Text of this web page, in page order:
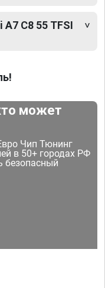
C8 55 TFSI
может
Чип Тюнинг
в 50+ городах РФ
безопасный